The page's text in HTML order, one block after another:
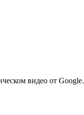
видео от Google.